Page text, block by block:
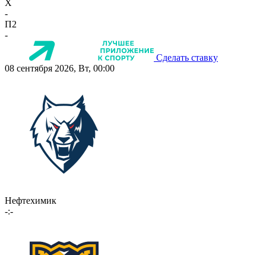
X
-
П2
-
Сделать ставку
08 сентября 2026, Вт, 00:00
Нефтехимик
-:-